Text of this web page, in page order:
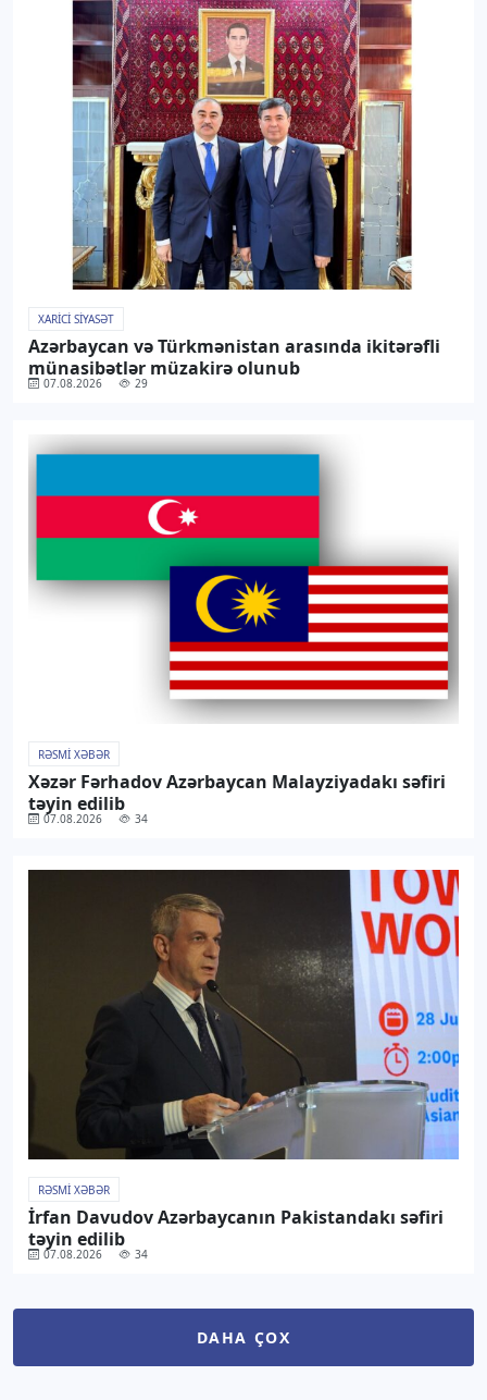
XARICI SIYASƏT
Azərbaycan və Türkmənistan arasında ikitərəfli
münasibətlər müzakirə olunub
07.08.2026 29
RƏSMI XƏBƏR
Xəzər Fərhadov Azərbaycan Malayziyadakı səfiri
təyin edilib
07.08.2026 34
RƏSMI XƏBƏR
İrfan Davudov Azərbaycanın Pakistandakı səfiri
təyin edilib
07.08.2026 34
DAHA ÇOX